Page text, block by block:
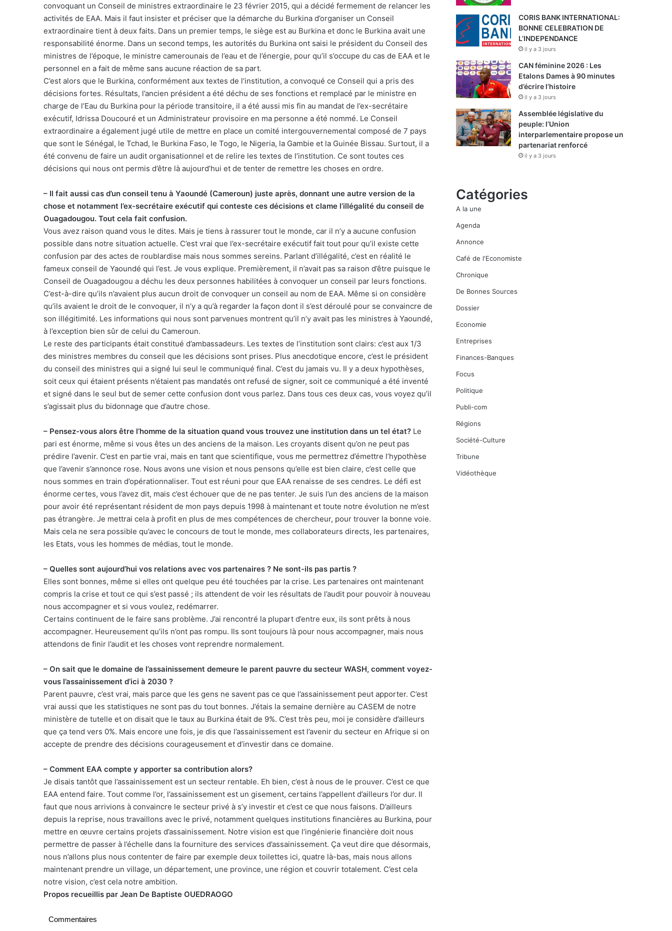
convoquant un Conseil de ministres extraordinaire le 23 février 2015, qui a décidé fermement de relancer les
activités de EAA. Mais il faut insister et préciser que la démarche du Burkina d’organiser un Conseil
extraordinaire tient à deux faits. Dans un premier temps, le siège est au Burkina et donc le Burkina avait une
responsabilité énorme. Dans un second temps, les autorités du Burkina ont saisi le président du Conseil des
ministres de l’époque, le ministre camerounais de l’eau et de l’énergie, pour qu’il s’occupe du cas de EAA et le
personnel en a fait de même sans aucune réaction de sa part.
C’est alors que le Burkina, conformément aux textes de l’institution, a convoqué ce Conseil qui a pris des
décisions fortes. Résultats, l’ancien président a été déchu de ses fonctions et remplacé par le ministre en
charge de l’Eau du Burkina pour la période transitoire, il a été aussi mis fin au mandat de l’ex-secrétaire
exécutif, Idrissa Doucouré et un Administrateur provisoire en ma personne a été nommé. Le Conseil
extraordinaire a également jugé utile de mettre en place un comité intergouvernemental composé de 7 pays
que sont le Sénégal, le Tchad, le Burkina Faso, le Togo, le Nigeria, la Gambie et la Guinée Bissau. Surtout, il a
été convenu de faire un audit organisationnel et de relire les textes de l’institution. Ce sont toutes ces
décisions qui nous ont permis d’être là aujourd’hui et de tenter de remettre les choses en ordre.
– Il fait aussi cas d’un conseil tenu à Yaoundé (Cameroun) juste après, donnant une autre version de la
chose et notamment l’ex-secrétaire exécutif qui conteste ces décisions et clame l’illégalité du conseil de
Ouagadougou. Tout cela fait confusion.
Vous avez raison quand vous le dites. Mais je tiens à rassurer tout le monde, car il n’y a aucune confusion
possible dans notre situation actuelle. C’est vrai que l’ex-secrétaire exécutif fait tout pour qu’il existe cette
confusion par des actes de roublardise mais nous sommes sereins. Parlant d’illégalité, c’est en réalité le
fameux conseil de Yaoundé qui l’est. Je vous explique. Premièrement, il n’avait pas sa raison d’être puisque le
Conseil de Ouagadougou a déchu les deux personnes habilitées à convoquer un conseil par leurs fonctions.
C’est-à-dire qu’ils n’avaient plus aucun droit de convoquer un conseil au nom de EAA. Même si on considère
qu’ils avaient le droit de le convoquer, il n’y a qu’à regarder la façon dont il s’est déroulé pour se convaincre de
son illégitimité. Les informations qui nous sont parvenues montrent qu’il n’y avait pas les ministres à Yaoundé,
à l’exception bien sûr de celui du Cameroun.
Le reste des participants était constitué d’ambassadeurs. Les textes de l’institution sont clairs: c’est aux 1/3
des ministres membres du conseil que les décisions sont prises. Plus anecdotique encore, c’est le président
du conseil des ministres qui a signé lui seul le communiqué final. C’est du jamais vu. Il y a deux hypothèses,
soit ceux qui étaient présents n’étaient pas mandatés ont refusé de signer, soit ce communiqué a été inventé
et signé dans le seul but de semer cette confusion dont vous parlez. Dans tous ces deux cas, vous voyez qu’il
s’agissait plus du bidonnage que d’autre chose.
– Pensez-vous alors être l’homme de la situation quand vous trouvez une institution dans un tel état? Le
pari est énorme, même si vous êtes un des anciens de la maison. Les croyants disent qu’on ne peut pas
prédire l’avenir. C’est en partie vrai, mais en tant que scientifique, vous me permettrez d’émettre l’hypothèse
que l’avenir s’annonce rose. Nous avons une vision et nous pensons qu’elle est bien claire, c’est celle que
nous sommes en train d’opérationnaliser. Tout est réuni pour que EAA renaisse de ses cendres. Le défi est
énorme certes, vous l’avez dit, mais c’est échouer que de ne pas tenter. Je suis l’un des anciens de la maison
pour avoir été représentant résident de mon pays depuis 1998 à maintenant et toute notre évolution ne m’est
pas étrangère. Je mettrai cela à profit en plus de mes compétences de chercheur, pour trouver la bonne voie.
Mais cela ne sera possible qu’avec le concours de tout le monde, mes collaborateurs directs, les partenaires,
les Etats, vous les hommes de médias, tout le monde.
– Quelles sont aujourd’hui vos relations avec vos partenaires ? Ne sont-ils pas partis ?
Elles sont bonnes, même si elles ont quelque peu été touchées par la crise. Les partenaires ont maintenant
compris la crise et tout ce qui s’est passé ; ils attendent de voir les résultats de l’audit pour pouvoir à nouveau
nous accompagner et si vous voulez, redémarrer.
Certains continuent de le faire sans problème. J’ai rencontré la plupart d’entre eux, ils sont prêts à nous
accompagner. Heureusement qu’ils n’ont pas rompu. Ils sont toujours là pour nous accompagner, mais nous
attendons de finir l’audit et les choses vont reprendre normalement.
– On sait que le domaine de l’assainissement demeure le parent pauvre du secteur WASH, comment voyez-
vous l’assainissement d’ici à 2030 ?
Parent pauvre, c’est vrai, mais parce que les gens ne savent pas ce que l’assainissement peut apporter. C’est
vrai aussi que les statistiques ne sont pas du tout bonnes. J’étais la semaine dernière au CASEM de notre
ministère de tutelle et on disait que le taux au Burkina était de 9%. C’est très peu, moi je considère d’ailleurs
que ça tend vers 0%. Mais encore une fois, je dis que l’assainissement est l’avenir du secteur en Afrique si on
accepte de prendre des décisions courageusement et d’investir dans ce domaine.
– Comment EAA compte y apporter sa contribution alors?
Je disais tantôt que l’assainissement est un secteur rentable. Eh bien, c’est à nous de le prouver. C’est ce que
EAA entend faire. Tout comme l’or, l’assainissement est un gisement, certains l’appellent d’ailleurs l’or dur. Il
faut que nous arrivions à convaincre le secteur privé à s’y investir et c’est ce que nous faisons. D’ailleurs
depuis la reprise, nous travaillons avec le privé, notamment quelques institutions financières au Burkina, pour
mettre en œuvre certains projets d’assainissement. Notre vision est que l’ingénierie financière doit nous
permettre de passer à l’échelle dans la fourniture des services d’assainissement. Ça veut dire que désormais,
nous n’allons plus nous contenter de faire par exemple deux toilettes ici, quatre là-bas, mais nous allons
maintenant prendre un village, un département, une province, une région et couvrir totalement. C’est cela
notre vision, c’est cela notre ambition.
Propos recueillis par Jean De Baptiste OUEDRAOGO
Commentaires
CORIS BANK INTERNATIONAL:
BONNE CELEBRATION DE
L’INDEPENDANCE
il y a 3 jours
CAN féminine 2026 : Les
Etalons Dames à 90 minutes
d’écrire l’histoire
il y a 3 jours
Assemblée législative du
peuple: l’Union
interparlementaire propose un
partenariat renforcé
il y a 3 jours
Catégories
A la une
Agenda
Annonce
Café de l'Economiste
Chronique
De Bonnes Sources
Dossier
Economie
Entreprises
Finances-Banques
Focus
Politique
Publi-com
Régions
Société-Culture
Tribune
Vidéothèque